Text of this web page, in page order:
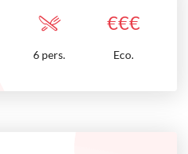
€€€
6 pers. Eco.